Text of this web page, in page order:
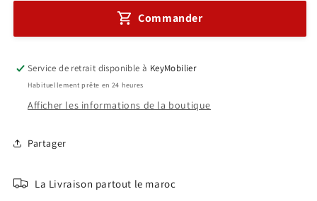
Suspendu
A0047
Dossiers
Suspendu
A0047
Commander
Service de retrait disponible à KeyMobilier
Habituellement prête en 24 heures
Afficher les informations de la boutique
Partager
La Livraison partout le maroc